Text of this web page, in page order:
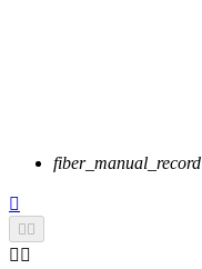
fiber_manual_record

 
 